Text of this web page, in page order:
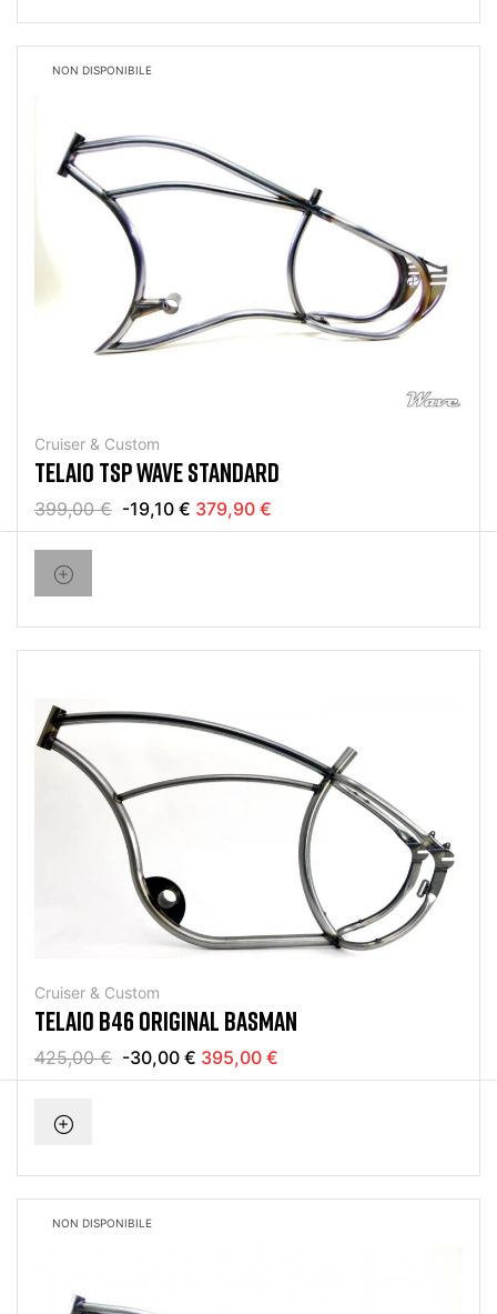
NON DISPONIBILE
Cruiser & Custom
TELAIO TSP WAVE STANDARD
399,00 € -19,10 € 379,90 €
Cruiser & Custom
TELAIO B46 ORIGINAL BASMAN
425,00 € -30,00 € 395,00 €
NON DISPONIBILE